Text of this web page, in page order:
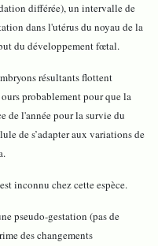
différée), un intervalle de
dans l'utérus du noyau de la
du développement fœtal.
résultants flottent
probablement pour que la
de l'année pour la survie du
de s’adapter aux variations de
inconnu chez cette espèce.
pseudo-gestation (pas de
des changements